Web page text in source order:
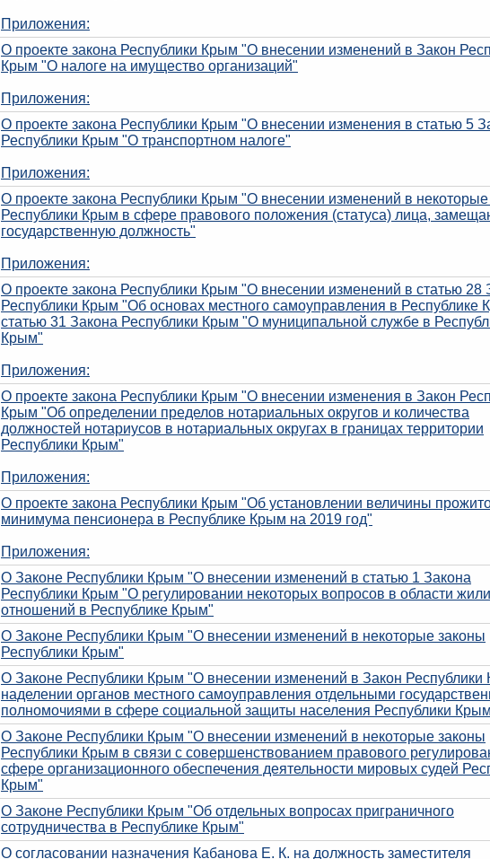
Приложения:
О проекте закона Республики Крым "О внесении изменений в Закон
Крым "О налоге на имущество организаций"
Приложения:
О проекте закона Республики Крым "О внесении изменения в статью 5
Республики Крым "О транспортном налоге"
Приложения:
О проекте закона Республики Крым "О внесении изменений в
Республики Крым в сфере правового положения (статуса) лица,
государственную должность"
Приложения:
О проекте закона Республики Крым "О внесении изменений в статью 28
Республики Крым "Об основах местного самоуправления в Республике
статью 31 Закона Республики Крым "О муниципальной службе в
Крым"
Приложения:
О проекте закона Республики Крым "О внесении изменения в Закон
Крым "Об определении пределов нотариальных округов и количества
должностей нотариусов в нотариальных округах в границах территории
Республики Крым"
Приложения:
О проекте закона Республики Крым "Об установлении величины
минимума пенсионера в Республике Крым на 2019 год"
Приложения:
О Законе Республики Крым "О внесении изменений в статью 1 Закона
Республики Крым "О регулировании некоторых вопросов в области
отношений в Республике Крым"
О Законе Республики Крым "О внесении изменений в некоторые законы
Республики Крым"
О Законе Республики Крым "О внесении изменений в Закон
наделении органов местного самоуправления отдельными
полномочиями в сфере социальной защиты населения Республики
О Законе Республики Крым "О внесении изменений в некоторые законы
Республики Крым в связи с совершенствованием правового
сфере организационного обеспечения деятельности мировых судей
Крым"
О Законе Республики Крым "Об отдельных вопросах приграничного
сотрудничества в Республике Крым"
О согласовании назначения Кабанова Е. К. на должность заместителя